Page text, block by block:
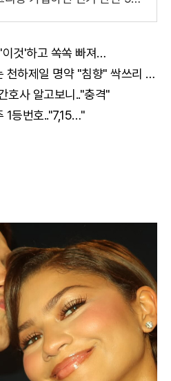
것'하고 쏙쏙 빠져…
향" 싹쓰리 완판!! 왜 난리났나 봤더니..경악!
호사 알고보니.."충격"
1등번호.."7,15…"